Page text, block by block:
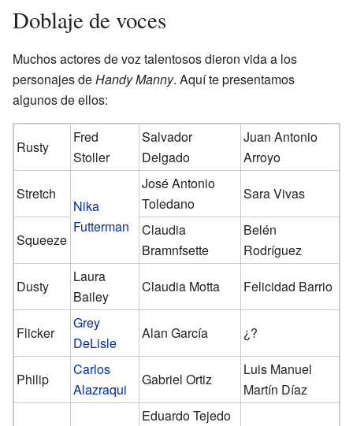
Doblaje de voces
Muchos actores de voz talentosos dieron vida a los
personajes deHandy Manny. Aquí te presentamos
algunos de ellos:
Rusty
Fred
Stoller
Salvador
Delgado
Juan Antonio
Arroyo
Stretch
Nika
Futterman
José Antonio
Toledano
Sara Vivas
Squeeze
Claudia
Bramnfsette
Belén
Rodríguez
Dusty
Laura
Bailey
Claudia Motta Felicidad Barrio
Flicker
Grey
DeLisle
Alan García ¿?
Philip
Carlos
Alazraqui
Gabriel Ortiz
Luis Manuel
Martín Díaz
Eduardo Tejedo